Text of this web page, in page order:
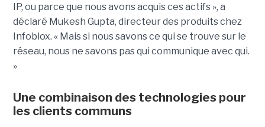
IP, ou parce que nous avons acquis ces actifs », a
déclaré Mukesh Gupta, directeur des produits chez
Infoblox. « Mais si nous savons ce qui se trouve sur le
réseau, nous ne savons pas qui communique avec qui.
»
Une combinaison des technologies pour
les clients communs